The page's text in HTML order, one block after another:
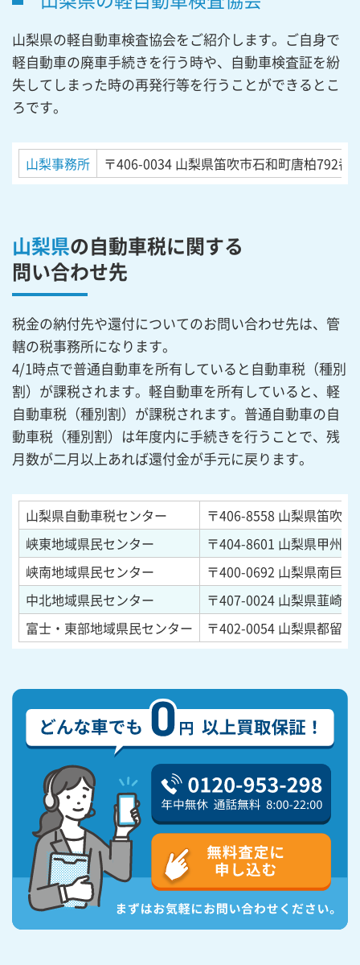
山梨県の軽自動車検査協会をご紹介します。ご自身で
軽自動車の廃車手続きを行う時や、自動車検査証を紛
失してしまった時の再発行等を行うことができるとこ
ろです。
山梨事務所 〒406-0034 山梨県笛吹市石和町唐柏792番
山梨県の自動車税に関する
問い合わせ先
税金の納付先や還付についてのお問い合わせ先は、管
轄の税事務所になります。
4/1時点で普通自動車を所有していると自動車税（種別
割）が課税されます。軽自動車を所有していると、軽
自動車税（種別割）が課税されます。普通自動車の自
動車税（種別割）は年度内に手続きを行うことで、残
月数が二月以上あれば還付金が手元に戻ります。
山梨県自動車税センター 〒406-8558 山梨県笛吹
峡東地域県民センター
〒404-8601 山梨県甲州
峡南地域県民センター
〒400-0692 山梨県南巨
中北地域県民センター
〒407-0024 山梨県韮崎
富士・東部地域県民センター
〒402-0054 山梨県都留